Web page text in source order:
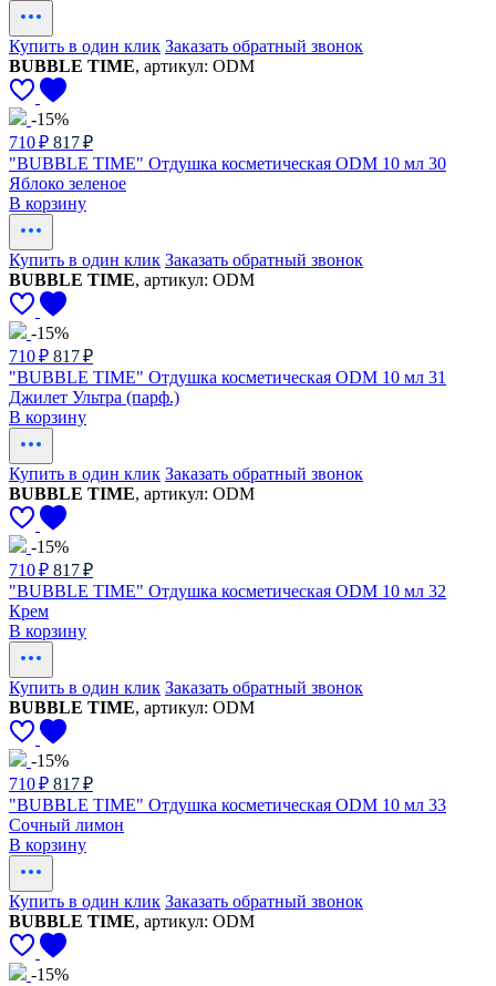
Купить в один клик Заказать обратный звонок
BUBBLE TIME, артикул: ODM
-15%
710 ₽ 817 ₽
"BUBBLE TIME" Отдушка косметическая ODM 10 мл 30
Яблоко зеленое
В корзину
Купить в один клик Заказать обратный звонок
BUBBLE TIME, артикул: ODM
-15%
710 ₽ 817 ₽
"BUBBLE TIME" Отдушка косметическая ODM 10 мл 31
Джилет Ультра (парф.)
В корзину
Купить в один клик Заказать обратный звонок
BUBBLE TIME, артикул: ODM
-15%
710 ₽ 817 ₽
"BUBBLE TIME" Отдушка косметическая ODM 10 мл 32
Крем
В корзину
Купить в один клик Заказать обратный звонок
BUBBLE TIME, артикул: ODM
-15%
710 ₽ 817 ₽
"BUBBLE TIME" Отдушка косметическая ODM 10 мл 33
Сочный лимон
В корзину
Купить в один клик Заказать обратный звонок
BUBBLE TIME, артикул: ODM
-15%